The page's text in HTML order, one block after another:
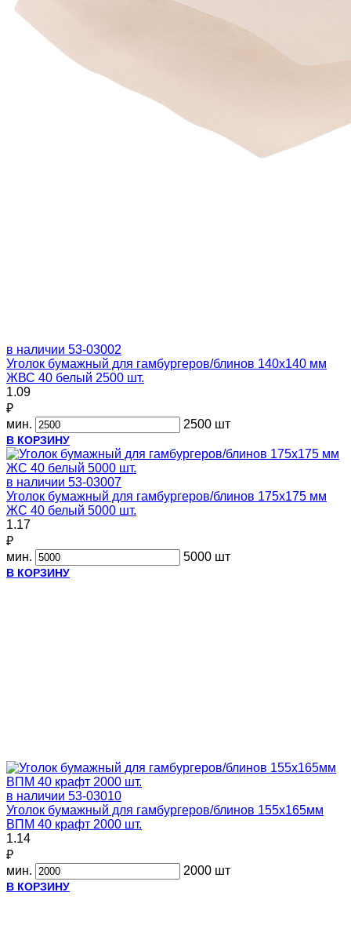
в наличии 53-03002
Уголок бумажный для гамбургеров/блинов 140х140 мм
ЖВС 40 белый 2500 шт.
1.09
₽
мин.
2500 шт
В КОРЗИНУ
в наличии 53-03007
Уголок бумажный для гамбургеров/блинов 175х175 мм
ЖС 40 белый 5000 шт.
1.17
₽
мин.
5000 шт
В КОРЗИНУ
в наличии 53-03010
Уголок бумажный для гамбургеров/блинов 155х165мм
ВПМ 40 крафт 2000 шт.
1.14
₽
мин.
2000 шт
В КОРЗИНУ